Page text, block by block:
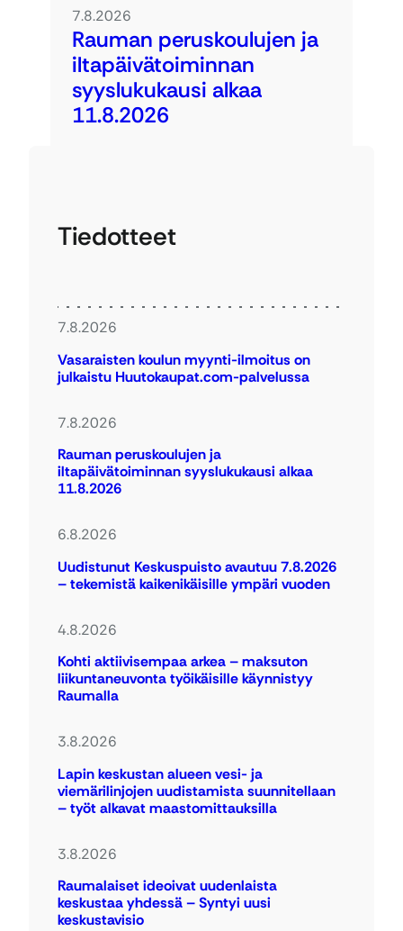
7.8.2026
Rauman peruskoulujen ja
iltapäivätoiminnan
syyslukukausi alkaa
11.8.2026
Tiedotteet
7.8.2026
Vasaraisten koulun myynti-ilmoitus on
julkaistu Huutokaupat.com-palvelussa
7.8.2026
Rauman peruskoulujen ja
iltapäivätoiminnan syyslukukausi alkaa
11.8.2026
6.8.2026
Uudistunut Keskuspuisto avautuu 7.8.2026
– tekemistä kaikenikäisille ympäri vuoden
4.8.2026
Kohti aktiivisempaa arkea – maksuton
liikuntaneuvonta työikäisille käynnistyy
Raumalla
3.8.2026
Lapin keskustan alueen vesi- ja
viemärilinjojen uudistamista suunnitellaan
– työt alkavat maastomittauksilla
3.8.2026
Raumalaiset ideoivat uudenlaista
keskustaa yhdessä – Syntyi uusi
keskustavisio